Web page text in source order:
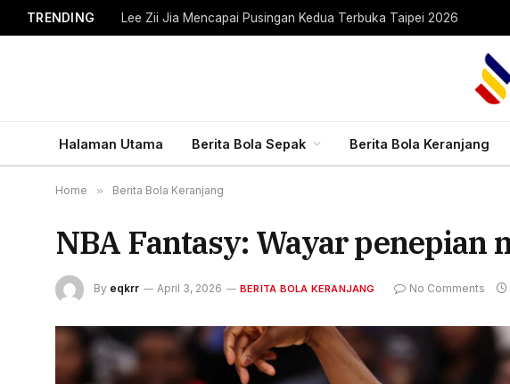
TRENDING Lee Zii Jia Mencapai Pusingan Kedua Terbuka Taipei 2026
Halaman Utama Berita Bola Sepak Berita Bola Keranjang
Home » Berita Bola Keranjang
NBA Fantasy: Wayar
By eqkrr April 3, 2026 BERITA BOLA KERANJANG No Comments